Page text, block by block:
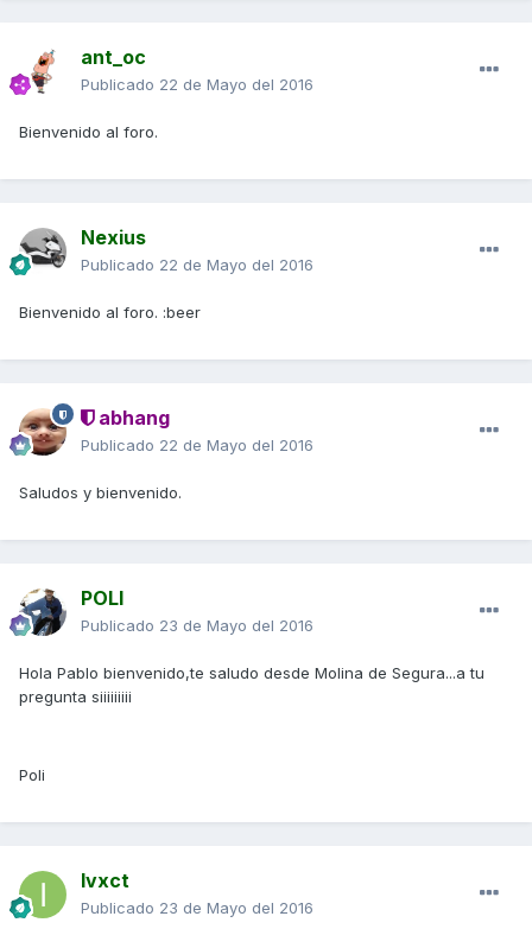
ant_oc
Publicado 22 de Mayo del 2016
Bienvenido al foro.
Nexius
Publicado 22 de Mayo del 2016
Bienvenido al foro. :beer
abhang
Publicado 22 de Mayo del 2016
Saludos y bienvenido.
POLI
Publicado 23 de Mayo del 2016
Hola Pablo bienvenido,te saludo desde Molina de Segura...a tu
pregunta siiiiiiiii
Poli
Ivxct
Publicado 23 de Mayo del 2016